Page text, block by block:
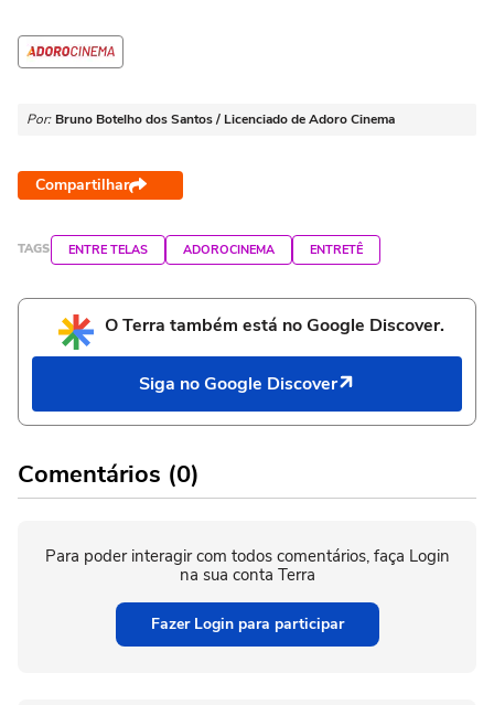
Por: Bruno Botelho dos Santos / Licenciado de Adoro Cinema
Compartilhar
TAGS ENTRE TELAS ADOROCINEMA ENTRETÊ
O Terra também está no Google Discover.
Siga no Google Discover
Comentários (0)
Para poder interagir com todos comentários, faça Login
na sua conta Terra
Fazer Login para participar